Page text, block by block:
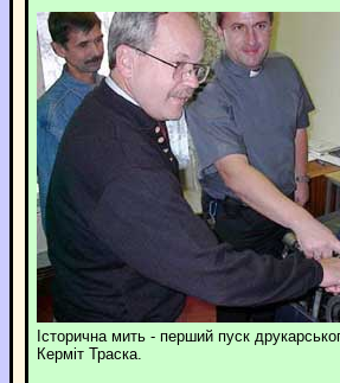
Історична мить - перший пуск
Керміт Траска.